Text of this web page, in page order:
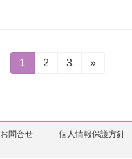
固
定
ジ
1
固
ジ
2
固
ジ
3 »
お問合せ 個人情報保護方針